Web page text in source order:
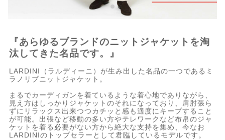
『あらゆるブランドのニットジャケットを淘
汰してきた名品です。』
LARDINI（ラルディーニ）が生み出した名品の一つであるミ
ラノリブニットジャケット。
まるでカーディガンを着ているような着心地でありながら、
見え方はしっかりジャケットのそれになっており、肩肘張ら
ずにリラックス出来つつカチッと感も適度にキープすること
が可能。出張など移動の多い方やテレワークなど布帛のジャ
ケットを着る必要がない方から絶大な支持を集め、今なお
LARDINIのトップセラーとして君臨しているモデルです。